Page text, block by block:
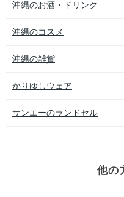
沖縄のお酒・ドリンク
沖縄のコスメ
沖縄の雑貨
かりゆしウェア
サンエーのランドセル
他の